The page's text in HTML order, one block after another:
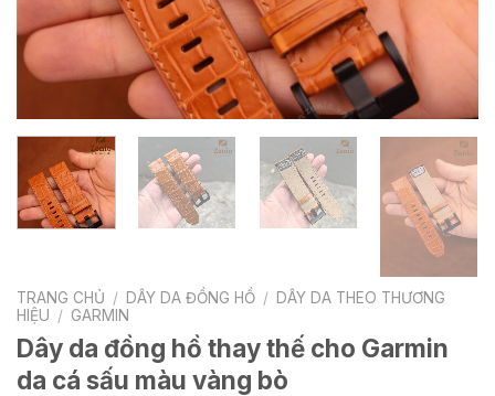
TRANG CHỦ / DÂY DA ĐỒNG HỒ / DÂY DA THEO THƯƠNG
HIỆU / GARMIN
Dây da đồng hồ thay thế cho Garmin
da cá sấu màu vàng bò